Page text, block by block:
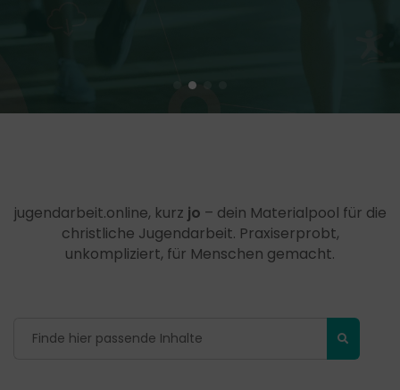
jugendarbeit.online, kurz jo – dein Materialpool für die
christliche Jugendarbeit. Praxiserprobt,
unkompliziert, für Menschen gemacht.